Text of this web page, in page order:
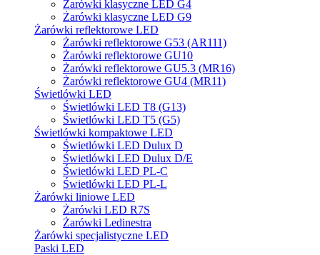
Żarówki klasyczne LED G4
Żarówki klasyczne LED G9
Żarówki reflektorowe LED
Żarówki reflektorowe G53 (AR111)
Żarówki reflektorowe GU10
Żarówki reflektorowe GU5.3 (MR16)
Żarówki reflektorowe GU4 (MR11)
Świetlówki LED
Świetlówki LED T8 (G13)
Świetlówki LED T5 (G5)
Świetlówki kompaktowe LED
Świetlówki LED Dulux D
Świetlówki LED Dulux D/E
Świetlówki LED PL-C
Świetlówki LED PL-L
Żarówki liniowe LED
Żarówki LED R7S
Żarówki Ledinestra
Żarówki specjalistyczne LED
Paski LED